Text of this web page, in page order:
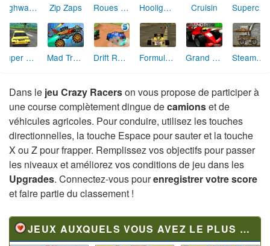
Highway of the Dead Zip Zaps Roues en gelée Hooligan Parking 2 Cruisin Supercar Road Trip
Super Rally 3D Mad Truck Challenge Drift Runners 3D Formula 1 (3D) Grand Prix Go Steampunk Truck Race
Dans le jeu Crazy Racerson vous propose de participer à
une course complètement dingue decamionset de
véhicules agricoles. Pour conduire, utilisez les touches
directionnelles, la touche Espace pour sauter et la touche
X ou Z pour frapper. Remplissez vos objectifs pour passer
les niveaux et améliorez vos conditions de jeu dans les
Upgrades. Connectez-vous pourenregistrer votre score
et faire partie du classement !
JEUX AUXQUELS VOUS AVEZ LE PLUS JOUÉ